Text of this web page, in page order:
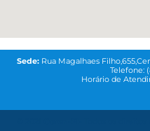
Sede: Rua Magalhaes
Telefone:
Horário de